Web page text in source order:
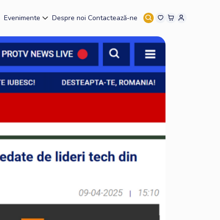
Evenimente Despre noi Contactează-ne